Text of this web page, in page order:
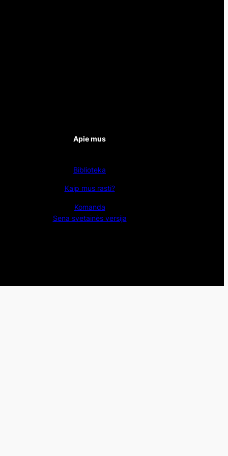
Apie mus
Biblioteka
Kaip mus rasti?
Komanda
Sena svetainės versija